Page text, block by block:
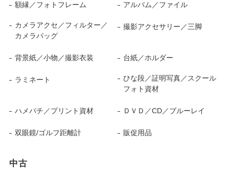
額縁／フォトフレーム アルバム／ファイル
カメラアクセ／フィルター／
カメラバッグ
撮影アクセサリー／三脚
背景紙／小物／撮影衣装 台紙／ホルダー
ラミネート
ひな段／証明写真／スクール
フォト資材
ハメパチ／プリント資材 ＤＶＤ／CD／ブルーレイ
双眼鏡/ゴルフ距離計 販促用品
中古